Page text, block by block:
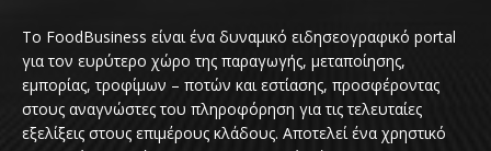
Το FoodBusiness είναι ένα δυναμικό ειδησεογραφικό portal
για τον ευρύτερο χώρο της παραγωγής, μεταποίησης,
εμπορίας, τροφίμων – ποτών και εστίασης, προσφέροντας
στους αναγνώστες του πληροφόρηση για τις τελευταίες
εξελίξεις στους επιμέρους κλάδους. Αποτελεί ένα χρηστικό